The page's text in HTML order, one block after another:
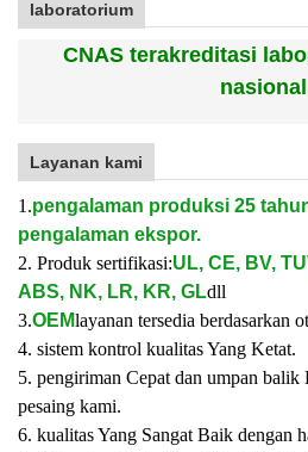
laboratorium
CNAS terakreditasi
Layanan kami
1.pengalaman produksi 25
pengalaman ekspor.
2. Produk sertifikasi:UL, CE, BV,
ABS, NK, LR, KR, GLdll
3.OEMlayanan tersedia berdasarkan
4. sistem kontrol kualitas Yang Ketat.
5. pengiriman Cepat dan umpan balik
pesaing kami.
6. kualitas Yang Sangat Baik dengan